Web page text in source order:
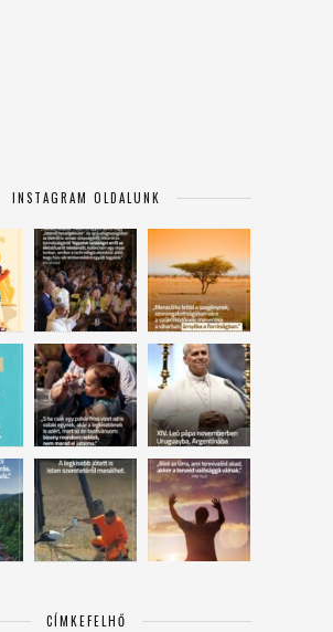
INSTAGRAM OLDALUNK
CÍMKEFELHŐ